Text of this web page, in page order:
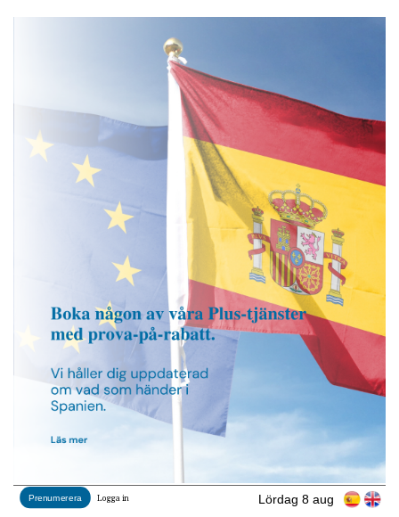
Lördag 8 aug
Prenumerera Logga in